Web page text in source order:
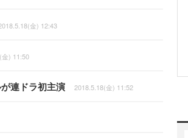
金) 12:43
金) 11:50
連ドラ初主演 2018.5.18(金) 11:52